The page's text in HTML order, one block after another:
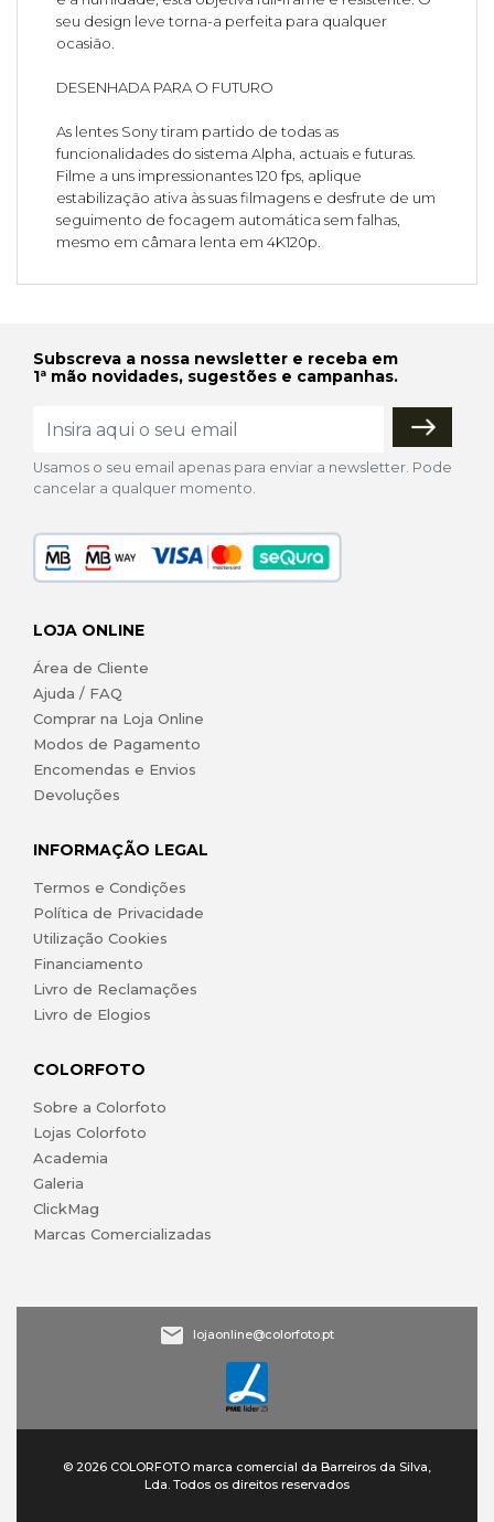
seu design leve torna-a perfeita para qualquer
ocasião.
DESENHADA PARA O FUTURO
As lentes Sony tiram partido de todas as
funcionalidades do sistema Alpha, actuais e futuras.
Filme a uns impressionantes 120 fps, aplique
estabilização ativa às suas filmagens e desfrute de um
seguimento de focagem automática sem falhas,
mesmo em câmara lenta em 4K120p.
Subscreva a nossa newsletter e receba em
1ª mão novidades, sugestões e campanhas.
Usamos o seu email apenas para enviar a newsletter. Pode
cancelar a qualquer momento.
LOJA ONLINE
Área de Cliente
Ajuda / FAQ
Comprar na Loja Online
Modos de Pagamento
Encomendas e Envios
Devoluções
INFORMAÇÃO LEGAL
Termos e Condições
Política de Privacidade
Utilização Cookies
Financiamento
Livro de Reclamações
Livro de Elogios
COLORFOTO
Sobre a Colorfoto
Lojas Colorfoto
Academia
Galeria
ClickMag
Marcas Comercializadas
lojaonline@colorfoto.pt
© 2026 COLORFOTO marca comercial da Barreiros da Silva,
Lda. Todos os direitos reservados